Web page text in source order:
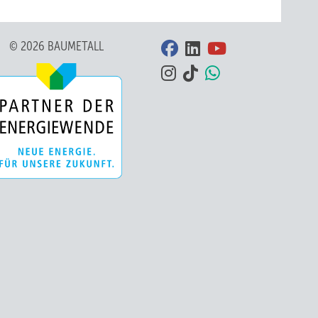
© 2026 BAUMETALL